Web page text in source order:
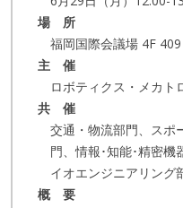
場 所
福岡国際会議場 4F 409
主 催
ロボティクス・メカト
共 催
交通・物流部門、スポ
門、情報･知能･精密機
イオエンジニアリング
概 要